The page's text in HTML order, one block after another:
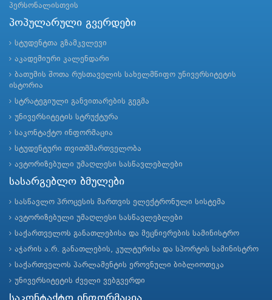
პერსონალისთვის
პოპულარული გვერდები
სტუდენტთა გზამკვლევი
აკადემიური კალენდარი
ბათუმის შოთა რუსთაველის სახელმწიფო უნივერსიტეტის
ისტორია
სტრატეგიული განვითარების გეგმა
უნივერსიტეტის სტრუქტურა
საკონტაქტო ინფორმაცია
სტუდენტური თვითმმართველობა
ავტორიზებული უმაღლესი სასწავლებლები
სასარგებლო ბმულები
სასწავლო პროცესის მართვის ელექტრონული სისტემა
ავტორიზებული უმაღლესი სასწავლებლები
საქართველოს განათლებისა და მეცნიერების სამინისტრო
აჭარის ა.რ. განათლების, კულტურისა და სპორტის სამინისტრო
საქართველოს პარლამენტის ეროვნული ბიბლიოთეკა
უნივერსიტეტის ძველი ვებგვერდი